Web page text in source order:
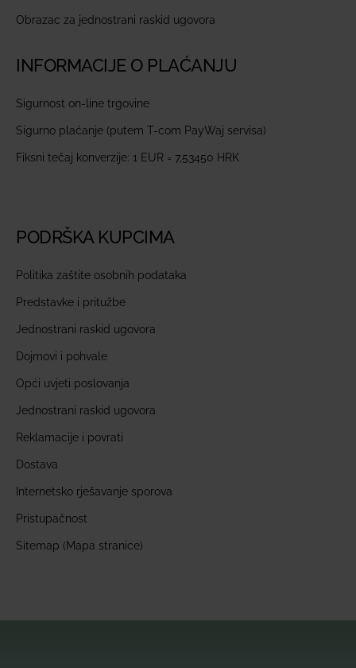
Obrazac za jednostrani raskid ugovora
INFORMACIJE O PLAĆANJU
Sigurnost on-line trgovine
Sigurno plaćanje (putem T-com PayWaj servisa)
Fiksni tečaj konverzije: 1 EUR = 7,53450 HRK
PODRŠKA KUPCIMA
Politika zaštite osobnih podataka
Predstavke i pritužbe
Jednostrani raskid ugovora
Dojmovi i pohvale
Opći uvjeti poslovanja
Jednostrani raskid ugovora
Reklamacije i povrati
Dostava
Internetsko rješavanje sporova
Pristupačnost
Sitemap (Mapa stranice)